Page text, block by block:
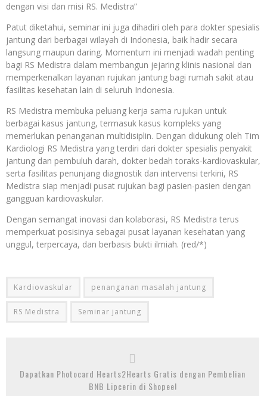
dengan visi dan misi RS. Medistra”
Patut diketahui, seminar ini juga dihadiri oleh para dokter spesialis
jantung dari berbagai wilayah di Indonesia, baik hadir secara
langsung maupun daring. Momentum ini menjadi wadah penting
bagi RS Medistra dalam membangun jejaring klinis nasional dan
memperkenalkan layanan rujukan jantung bagi rumah sakit atau
fasilitas kesehatan lain di seluruh Indonesia.
RS Medistra membuka peluang kerja sama rujukan untuk
berbagai kasus jantung, termasuk kasus kompleks yang
memerlukan penanganan multidisiplin. Dengan didukung oleh Tim
Kardiologi RS Medistra yang terdiri dari dokter spesialis penyakit
jantung dan pembuluh darah, dokter bedah toraks-kardiovaskular,
serta fasilitas penunjang diagnostik dan intervensi terkini, RS
Medistra siap menjadi pusat rujukan bagi pasien-pasien dengan
gangguan kardiovaskular.
Dengan semangat inovasi dan kolaborasi, RS Medistra terus
memperkuat posisinya sebagai pusat layanan kesehatan yang
unggul, terpercaya, dan berbasis bukti ilmiah. (red/*)
Kardiovaskular penanganan masalah jantung
RS Medistra Seminar jantung
Dapatkan Photocard Hearts2Hearts Gratis dengan Pembelian
BNB Lipcerin di Shopee!